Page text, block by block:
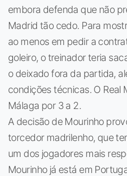
embora defenda que não
Madrid tão cedo. Para
ao menos em pedir a
goleiro, o treinador teria
o deixado fora da partida,
condições técnicas. O Real
Málaga por 3 a 2.
A decisão de Mourinho
torcedor madrilenho, que
um dos jogadores mais
Mourinho já está em